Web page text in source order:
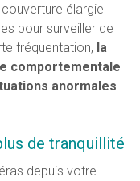
élargie
pour surveiller de
fréquentation, la
comportementale
anormales
de tranquillité
depuis votre